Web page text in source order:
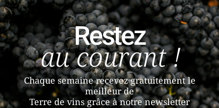
Restez
au courant !
Chaque semaine recevez gratuitement le
meilleur de
Terre de vins grâce à notre newsletter